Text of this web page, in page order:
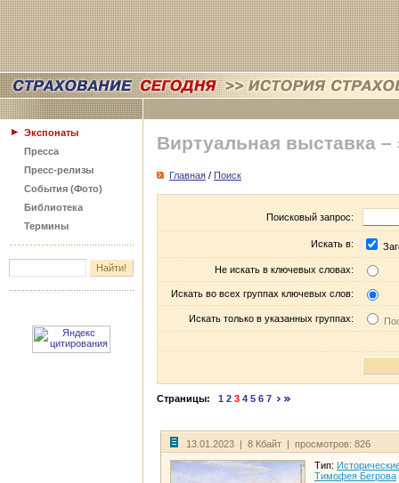
Экспонаты
Пресса
Пресс-релизы
События (Фото)
Библиотека
Термины
Виртуальная выставка –
Главная / Поиск
Поисковый запрос:
Искать в:
Не искать в ключевых словах:
Искать во всех группах ключевых слов:
Искать только в указанных группах:
Страницы: 1 2 3 4 5 6 7
13.01.2023 | 8 Кбайт | просмотров: 826
Тип:
Тимофея Бегрова